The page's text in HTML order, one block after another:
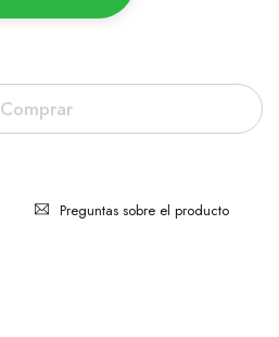
Comprar
Preguntas sobre el producto